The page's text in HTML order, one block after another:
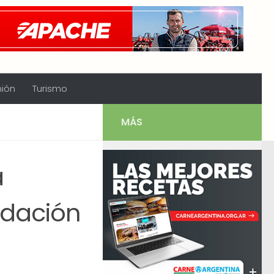
Turismo
MÁS